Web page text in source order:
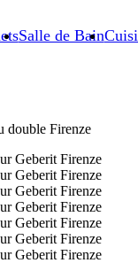
Salle de Bain
double Firenze